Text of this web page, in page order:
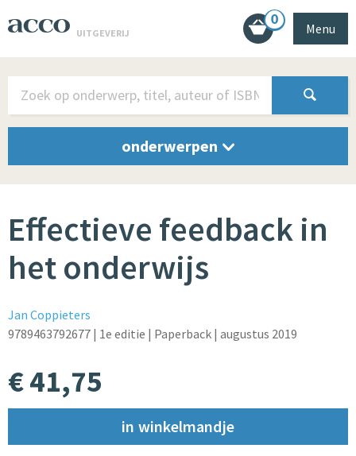
UITGEVERIJ
0
Menu
onderwerpen
Effectieve feedback in
het onderwijs
Jan Coppieters
9789463792677 | 1e editie | Paperback | augustus 2019
€ 41,75